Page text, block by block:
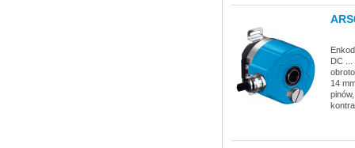
DC
14